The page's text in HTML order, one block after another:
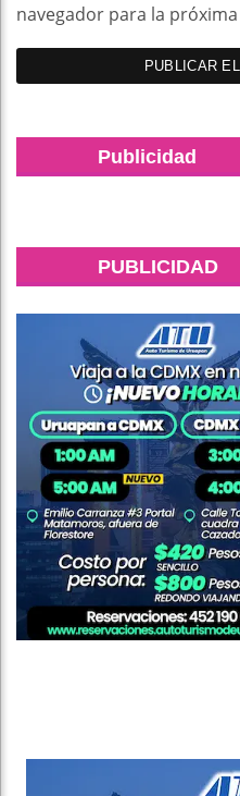
navegador para la
Publicidad
PUBLICIDAD